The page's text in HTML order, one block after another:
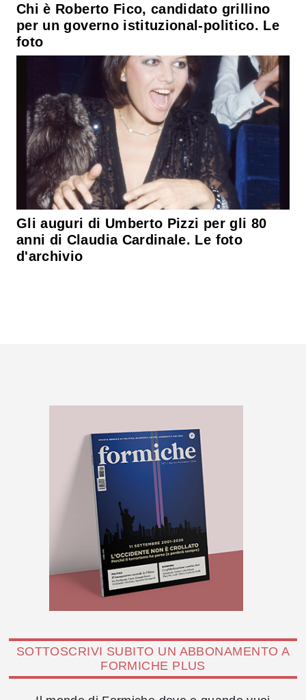
Chi è Roberto Fico, candidato grillino
per un governo istituzional-politico. Le
foto
Gli auguri di Umberto Pizzi per gli 80
anni di Claudia Cardinale. Le foto
d'archivio
SOTTOSCRIVI SUBITO UN ABBONAMENTO A
FORMICHE PLUS